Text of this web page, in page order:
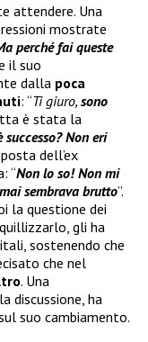
attendere. Una
mostrate
perché fai queste
il suo
dalla poca
: “Ti giuro, sono
è stata la
successo? Non eri
dell’ex
“Non lo so! Non mi
sembrava brutto”.
la questione dei
gli ha
sostenendo che
che nel
. Una
discussione, ha
suo cambiamento.